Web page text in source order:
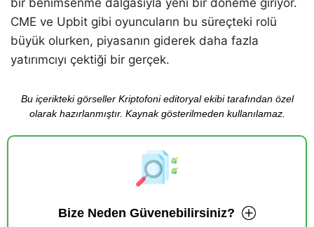
CME ve Upbit gibi oyuncuların bu süreçteki rolü
büyük olurken, piyasanın giderek daha fazla
yatırımcıyı çektiği bir gerçek.
Bu içerikteki görseller Kriptofoni editoryal ekibi tarafından özel
olarak hazırlanmıştır. Kaynak gösterilmeden kullanılamaz.
Bize Neden Güvenebilirsiniz?